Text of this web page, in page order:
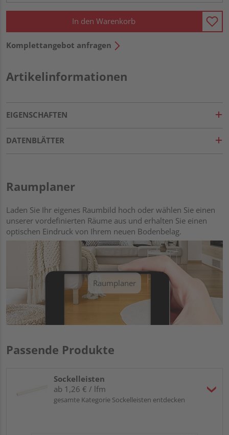
In den Warenkorb
Komplettangebot anfragen
Artikelinformationen
EIGENSCHAFTEN
DATENBLÄTTER
Raumplaner
Laden Sie Ihr eigenes Raumbild hoch oder wählen Sie einen
unserer vordefinierten Räume aus und erhalten Sie einen
optischen Eindruck von Ihrem neuen Bodenbelag.
Raumplaner
Passende Produkte
Sockelleisten
ab 1,26 € / lfm
gesamte Kategorie Sockelleisten entdecken